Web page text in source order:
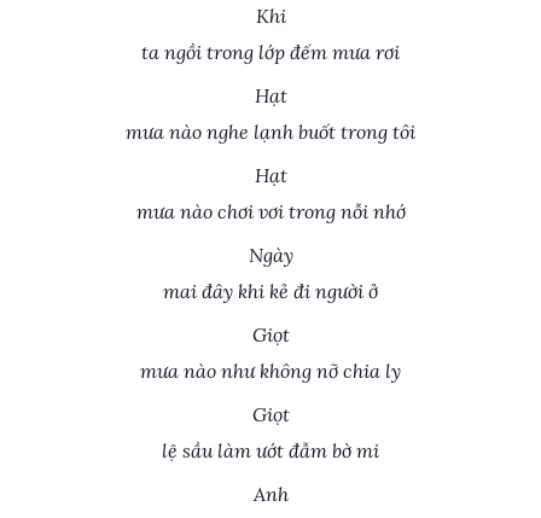
Khi
ta ngồi trong lớp đếm mưa rơi
Hạt
mưa nào nghe lạnh buốt trong tôi
Hạt
mưa nào chơi vơi trong nỗi nhớ
Ngày
mai đây khi kẻ đi người ở
Giọt
mưa nào như không nỡ chia ly
Giọt
lệ sầu làm ướt đẫm bờ mi
Anh